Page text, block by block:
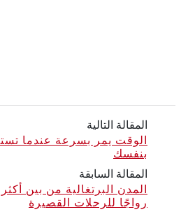
المقالة التالية
الوقت يمر بسرعة عندما
بنفسك
المقالة السابقة
المدن البرتغالية من بين
رواجًا للرحلات القصيرة